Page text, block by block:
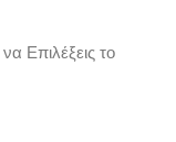
Επιλέξεις το